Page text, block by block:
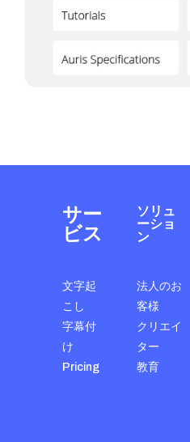
サー
ビス
文字起
こし
字幕付
け
Pricing
ソリュ
ーショ
ン
法人のお
客様
クリエイ
ター
教育